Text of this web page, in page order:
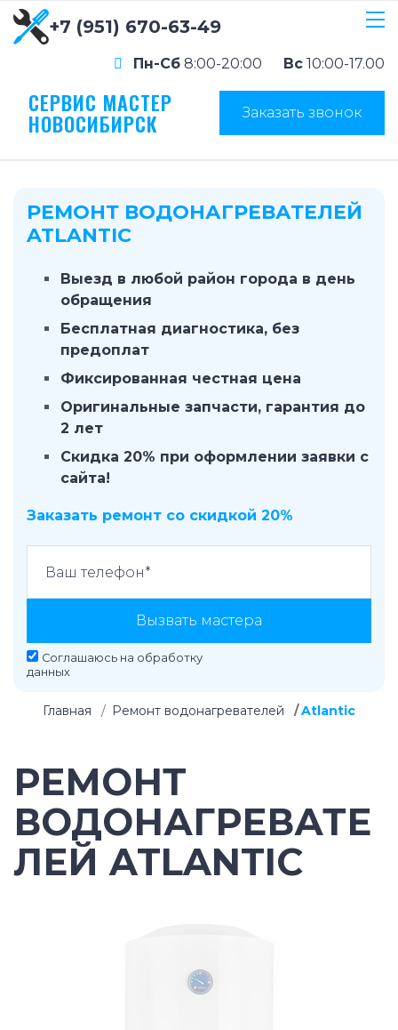
+7 (951) 670-63-49
Пн-Сб 8:00-20:00 Вс 10:00-17.00
СЕРВИС МАСТЕР
НОВОСИБИРСК Заказать звонок
РЕМОНТ ВОДОНАГРЕВАТЕЛЕЙ
ATLANTIC
Выезд в любой район города в день
обращения
Бесплатная диагностика, без
предоплат
Фиксированная честная цена
Оригинальные запчасти, гарантия до
2 лет
Скидка 20% при оформлении заявки с
сайта!
Заказать ремонт со скидкой 20%
Вызвать мастера
Соглашаюсь на обработку
данных
Главная Ремонт водонагревателей Atlantic
РЕМОНТ
ВОДОНАГРЕВАТЕ
ЛЕЙ ATLANTIC